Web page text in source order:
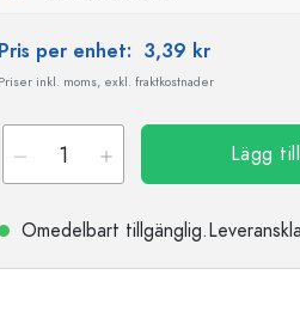
Pris per enhet: 3,39 kr
Priser inkl. moms, exkl. fraktkostnader
Lägg
Omedelbart tillgänglig.